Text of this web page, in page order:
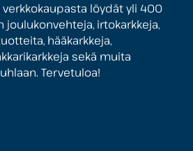
löydät yli 400
joulukonvehteja, irtokarkkeja,
hääkarkkeja,
sekä muita
Tervetuloa!